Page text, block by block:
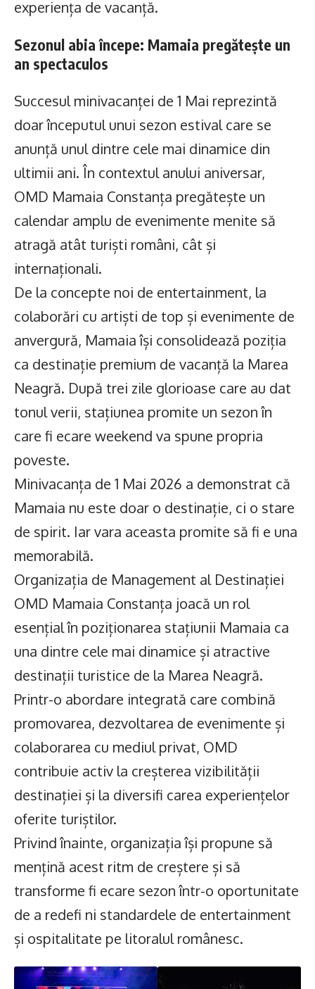
experiența de vacanță.
Sezonul abia începe: Mamaia pregătește un
an spectaculos
Succesul minivacanței de 1 Mai reprezintă
doar începutul unui sezon estival care se
anunță unul dintre cele mai dinamice din
ultimii ani. În contextul anului aniversar,
OMD Mamaia Constanța pregătește un
calendar amplu de evenimente menite să
atragă atât turiști români, cât și
internaționali.
De la concepte noi de entertainment, la
colaborări cu artiști de top și evenimente de
anvergură, Mamaia își consolidează poziția
ca destinație premium de vacanță la Marea
Neagră. După trei zile glorioase care au dat
tonul verii, stațiunea promite un sezon în
care fi ecare weekend va spune propria
poveste.
Minivacanța de 1 Mai 2026 a demonstrat că
Mamaia nu este doar o destinație, ci o stare
de spirit. Iar vara aceasta promite să fi e una
memorabilă.
Organizația de Management al Destinației
OMD Mamaia Constanța joacă un rol
esențial în poziționarea stațiunii Mamaia ca
una dintre cele mai dinamice și atractive
destinații turistice de la Marea Neagră.
Printr-o abordare integrată care combină
promovarea, dezvoltarea de evenimente și
colaborarea cu mediul privat, OMD
contribuie activ la creșterea vizibilității
destinației și la diversifi carea experiențelor
oferite turiștilor.
Privind înainte, organizația își propune să
mențină acest ritm de creștere și să
transforme fi ecare sezon într-o oportunitate
de a redefi ni standardele de entertainment
și ospitalitate pe litoralul românesc.